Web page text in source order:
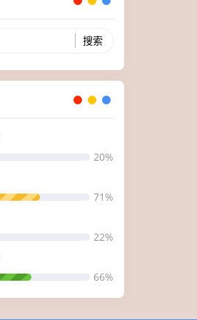
20%
71%
22%
66%